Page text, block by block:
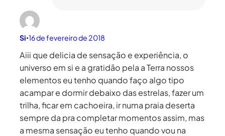
Si •16 de fevereiro de 2018
Aiii que delicia de sensação e experiência, o
universo em si e a gratidão pela a Terra nossos
elementos eu tenho quando faço algo tipo
acampar e dormir debaixo das estrelas, fazer um
trilha, ficar em cachoeira, ir numa praia deserta
sempre da pra completar momentos assim, mas
a mesma sensação eu tenho quando vou na